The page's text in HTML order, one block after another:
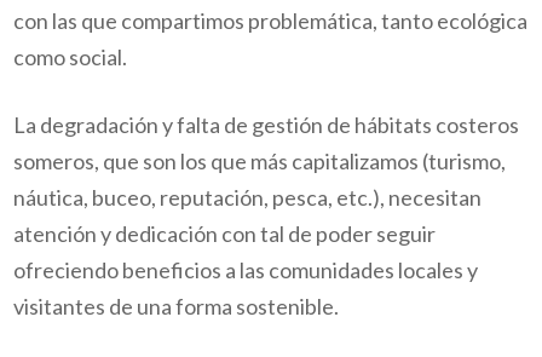
con las que compartimos problemática, tanto ecológica
como social.
La degradación y falta de gestión de hábitats costeros
someros, que son los que más capitalizamos (turismo,
náutica, buceo, reputación, pesca, etc.), necesitan
atención y dedicación con tal de poder seguir
ofreciendo beneficios a las comunidades locales y
visitantes de una forma sostenible.